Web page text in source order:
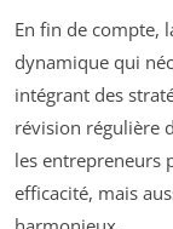
En fin de compte,
dynamique qui
intégrant des
révision régulière
les entrepreneurs
efficacité, mais